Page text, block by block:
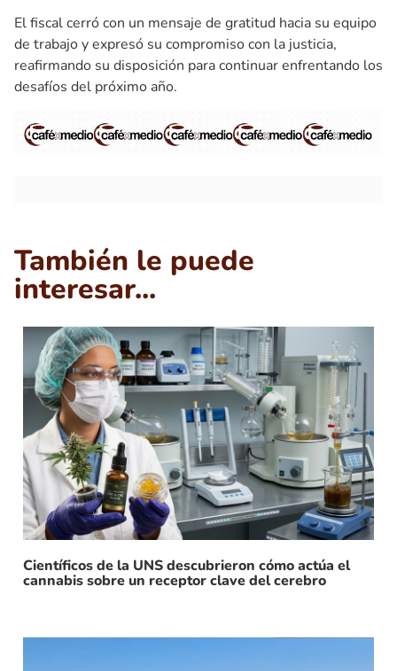
El fiscal cerró con un mensaje de gratitud hacia su equipo
de trabajo y expresó su compromiso con la justicia,
reafirmando su disposición para continuar enfrentando los
desafíos del próximo año.
También le puede
interesar...
Científicos de la UNS descubrieron cómo actúa el
cannabis sobre un receptor clave del cerebro